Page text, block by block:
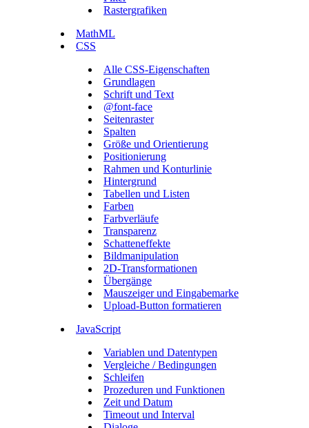
Rastergrafiken
MathML
CSS
Alle CSS-Eigenschaften
Grundlagen
Schrift und Text
@font-face
Seitenraster
Spalten
Größe und Orientierung
Positionierung
Rahmen und Konturlinie
Hintergrund
Tabellen und Listen
Farben
Farbverläufe
Transparenz
Schatteneffekte
Bildmanipulation
2D-Transformationen
Übergänge
Mauszeiger und Eingabemarke
Upload-Button formatieren
JavaScript
Variablen und Datentypen
Vergleiche / Bedingungen
Schleifen
Prozeduren und Funktionen
Zeit und Datum
Timeout und Interval